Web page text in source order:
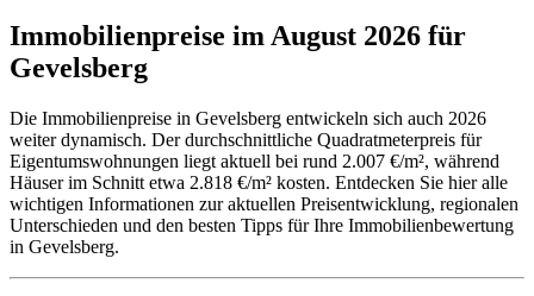
Immobilienpreise im August 2026 für
Gevelsberg
Die Immobilienpreise in Gevelsberg entwickeln sich auch 2026
weiter dynamisch. Der durchschnittliche Quadratmeterpreis für
Eigentumswohnungen liegt aktuell bei rund 2.007 €/m², während
Häuser im Schnitt etwa 2.818 €/m² kosten. Entdecken Sie hier alle
wichtigen Informationen zur aktuellen Preisentwicklung, regionalen
Unterschieden und den besten Tipps für Ihre Immobilienbewertung
in Gevelsberg.